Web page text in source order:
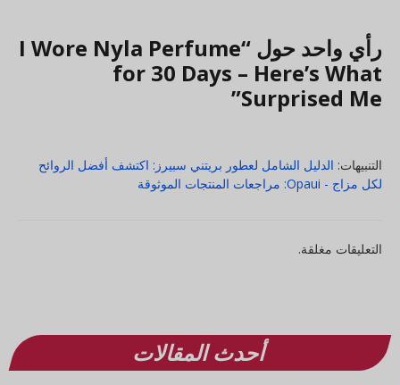
رأي واحد حول “I Wore Nyla Perfume
for 30 Days – Here’s What
Surprised Me”
التنبيهات: الدليل الشامل لعطور بريتني سبيرز: اكتشف أفضل الروائح
لكل مزاج - Opaui: مراجعات المنتجات الموثوقة
التعليقات مغلقة.
أحدث المقالات